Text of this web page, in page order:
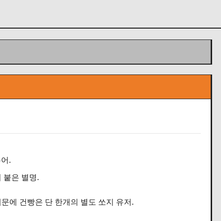
.
붙은 별명.
에 건빵은 단 한개의 별도 쏘지 유저.